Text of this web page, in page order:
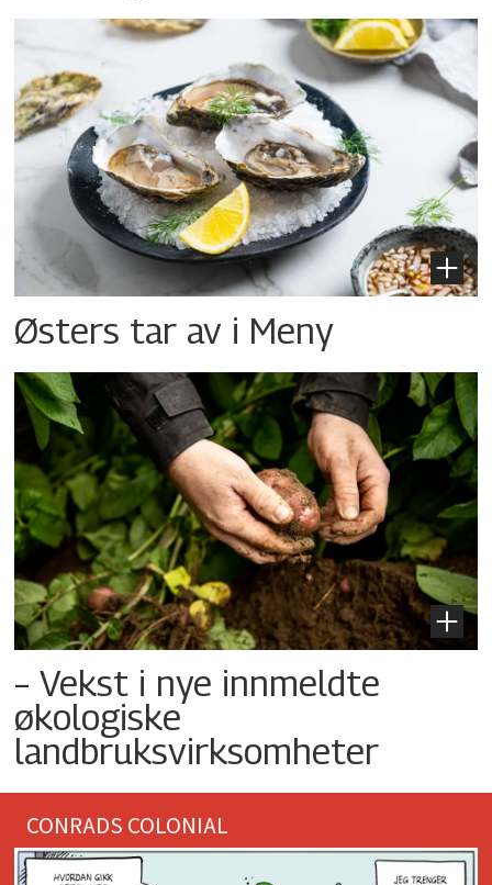
Østers tar av i Meny
– Vekst i nye innmeldte
økologiske
landbruksvirksomheter
CONRADS COLONIAL